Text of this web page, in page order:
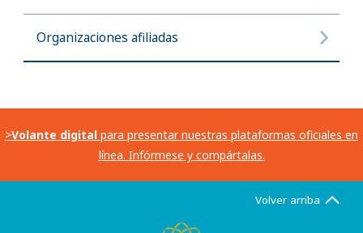
Organizaciones afiliadas
>Volante digital para presentar nuestras plataformas oficiales en
línea. Infórmese y compártalas.
Volver arriba